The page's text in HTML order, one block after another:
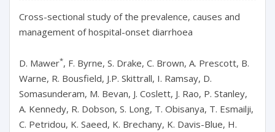
Cross-sectional study of the prevalence, causes and
management of hospital-onset diarrhoea
D. Mawer*, F. Byrne, S. Drake, C. Brown, A. Prescott, B.
Warne, R. Bousfield, J.P. Skittrall, I. Ramsay, D.
Somasunderam, M. Bevan, J. Coslett, J. Rao, P. Stanley,
A. Kennedy, R. Dobson, S. Long, T. Obisanya, T. Esmailji,
C. Petridou, K. Saeed, K. Brechany, K. Davis-Blue, H.